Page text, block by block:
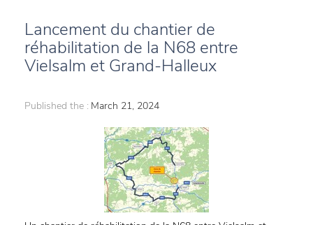
Lancement du chantier de
réhabilitation de la N68 entre
Vielsalm et Grand-Halleux
Published the : March 21, 2024